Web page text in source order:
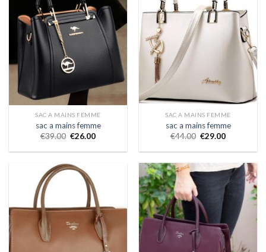
SAC A MAINS FEMME
sac a mains femme
€39.00 €26.00
SAC A MAINS FEMME
sac a mains femme
€44.00 €29.00